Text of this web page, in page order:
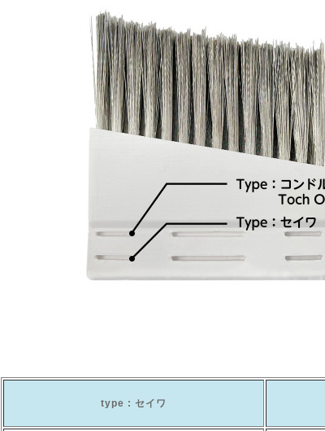
type : セイワ